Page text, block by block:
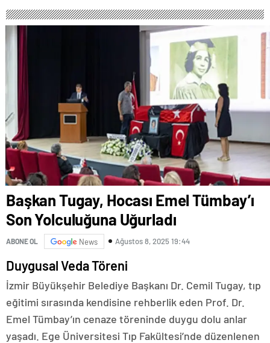
FESTİVALİ” HEYECANI
GAZİOSMANPAŞA’DA
YAŞANACAK
Başkan Tugay, Hocası Emel Tümbay’ı
Son Yolculuğuna Uğurladı
ABONE OL News Ağustos 8, 2025 19:44
Duygusal Veda Töreni
İzmir Büyükşehir Belediye Başkanı Dr. Cemil Tugay, tıp
eğitimi sırasında kendisine rehberlik eden Prof. Dr.
Emel Tümbay’ın cenaze töreninde duygu dolu anlar
yaşadı. Ege Üniversitesi Tıp Fakültesi’nde düzenlenen